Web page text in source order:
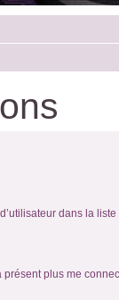
dans la liste
présent plus me